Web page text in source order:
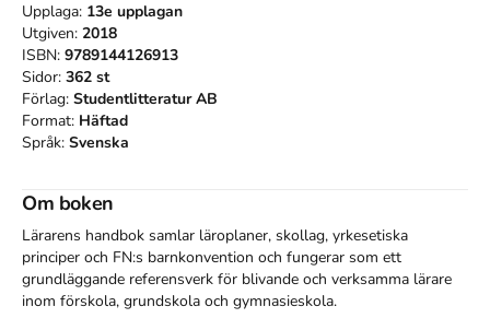
Upplaga: 13e upplagan
Utgiven: 2018
ISBN: 9789144126913
Sidor: 362 st
Förlag: Studentlitteratur AB
Format: Häftad
Språk: Svenska
Om boken
Lärarens handbok samlar läroplaner, skollag, yrkesetiska
principer och FN:s barnkonvention och fungerar som ett
grundläggande referensverk för blivande och verksamma lärare
inom förskola, grundskola och gymnasieskola.